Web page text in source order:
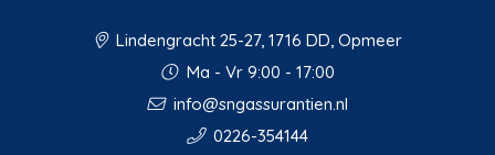
Lindengracht 25-27, 1716 DD, Opmeer
Ma - Vr 9:00 - 17:00
info@sngassurantien.nl
0226-354144